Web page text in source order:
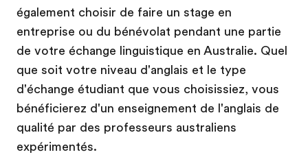
également choisir de faire un stage en
entreprise ou du bénévolat pendant une partie
de votre échange linguistique en Australie. Quel
que soit votre niveau d'anglais et le type
d'échange étudiant que vous choisissiez, vous
bénéficierez d'un enseignement de l'anglais de
qualité par des professeurs australiens
expérimentés.